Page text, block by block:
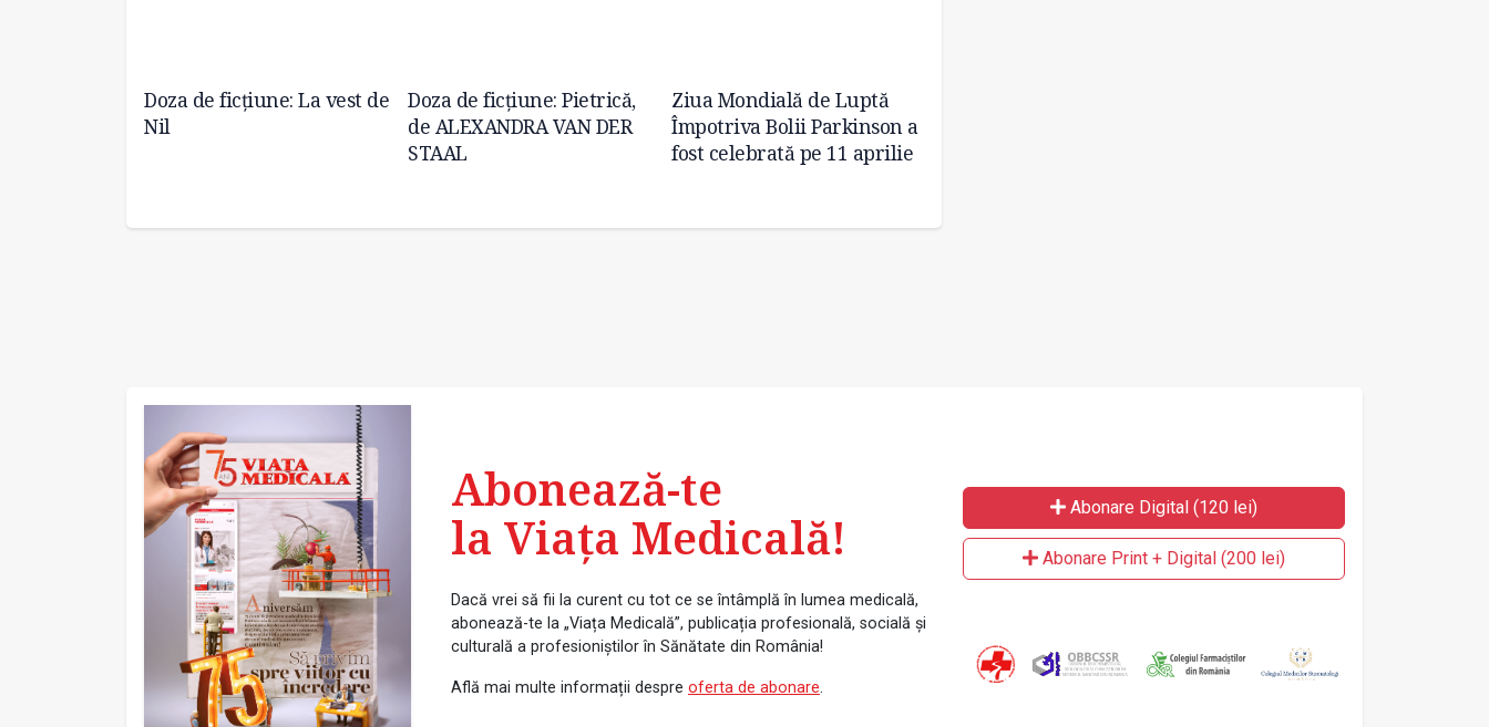
Doza de ficțiune: La vest de
Nil
Doza de ficțiune: Pietrică,
de ALEXANDRA VAN DER
STAAL
Ziua Mondială de Luptă
Împotriva Bolii Parkinson a
fost celebrată pe 11 aprilie
Abonează-te
la Viața Medicală!
Dacă vrei să fii la curent cu tot ce se întâmplă în lumea medicală,
abonează-te la „Viața Medicală”, publicația profesională, socială și
culturală a profesioniștilor în Sănătate din România!
Află mai multe informații despre oferta de abonare.
Abonare Digital (120 lei)
Abonare Print + Digital (200 lei)